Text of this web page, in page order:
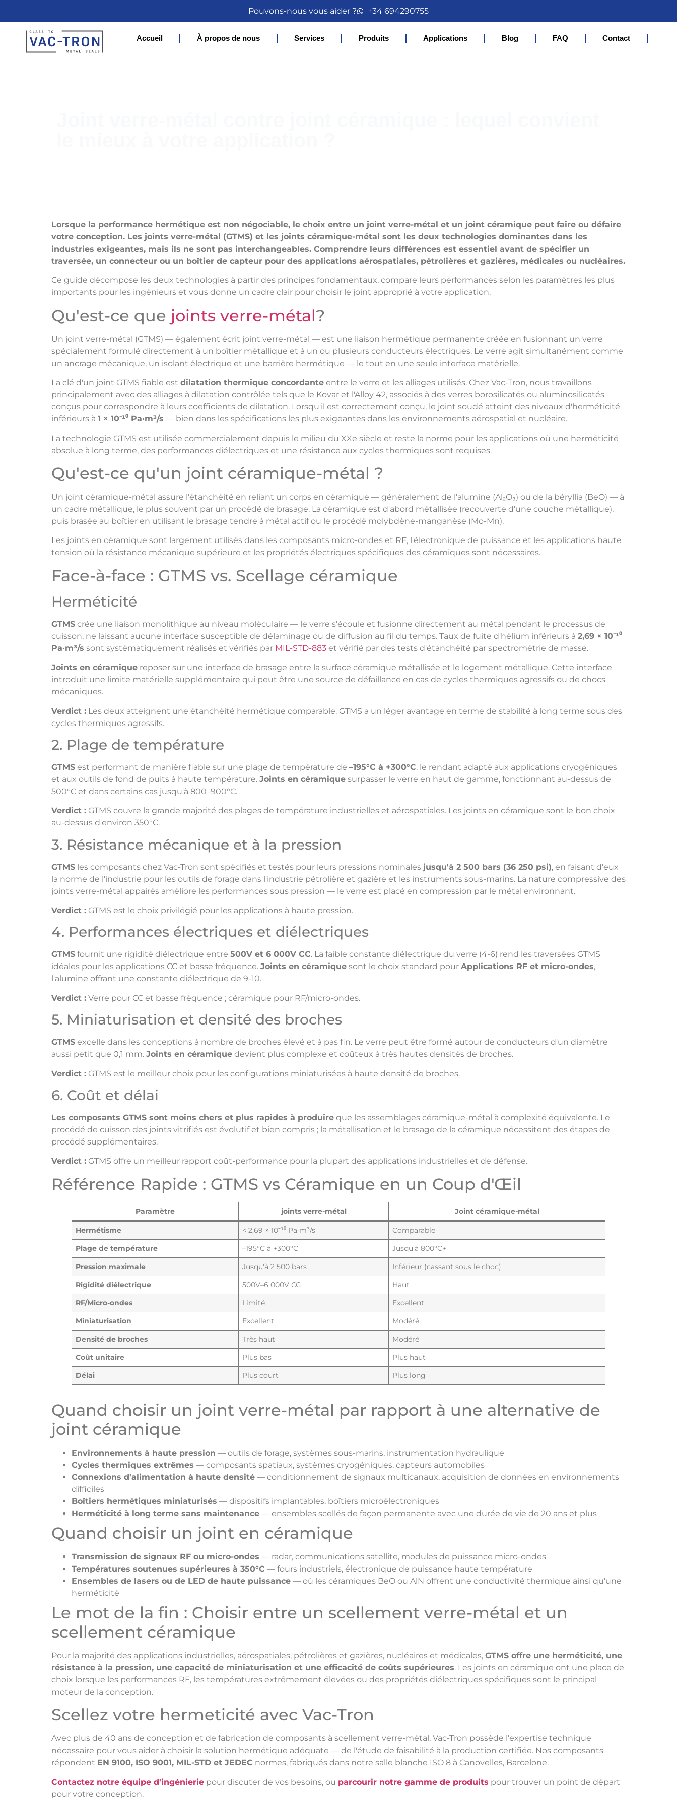
Pouvons-nous vous aider ? +34 694290755
Accueil À propos de nous Services Produits Applications Blog FAQ Contact
Lorsque la performance hermétique est non négociable, le choix entre un joint verre-métal et un joint céramique peut faire ou défaire
votre conception. Les joints verre-métal (GTMS) et les joints céramique-métal sont les deux technologies dominantes dans les
industries exigeantes, mais ils ne sont pas interchangeables. Comprendre leurs différences est essentiel avant de spécifier un
traversée, un connecteur ou un boîtier de capteur pour des applications aérospatiales, pétrolières et gazières, médicales ou nucléaires.
Ce guide décompose les deux technologies à partir des principes fondamentaux, compare leurs performances selon les paramètres les plus
importants pour les ingénieurs et vous donne un cadre clair pour choisir le joint approprié à votre application.
Qu'est-ce que joints verre-métal?
Un joint verre-métal (GTMS) — également écrit joint verre-métal — est une liaison hermétique permanente créée en fusionnant un verre
spécialement formulé directement à un boîtier métallique et à un ou plusieurs conducteurs électriques. Le verre agit simultanément comme
un ancrage mécanique, un isolant électrique et une barrière hermétique — le tout en une seule interface matérielle.
La clé d'un joint GTMS fiable est dilatation thermique concordante entre le verre et les alliages utilisés. Chez Vac-Tron, nous travaillons
principalement avec des alliages à dilatation contrôlée tels que le Kovar et l'Alloy 42, associés à des verres borosilicatés ou aluminosilicatés
conçus pour correspondre à leurs coefficients de dilatation. Lorsqu'il est correctement conçu, le joint soudé atteint des niveaux d'herméticité
inférieurs à 1 × 10⁻¹⁰ Pa·m³/s — bien dans les spécifications les plus exigeantes dans les environnements aérospatial et nucléaire.
La technologie GTMS est utilisée commercialement depuis le milieu du XXe siècle et reste la norme pour les applications où une herméticité
absolue à long terme, des performances diélectriques et une résistance aux cycles thermiques sont requises.
Qu'est-ce qu'un joint céramique-métal ?
Un joint céramique-métal assure l'étanchéité en reliant un corps en céramique — généralement de l'alumine (Al₂O₃) ou de la béryllia (BeO) — à
un cadre métallique, le plus souvent par un procédé de brasage. La céramique est d'abord métallisée (recouverte d'une couche métallique),
puis brasée au boîtier en utilisant le brasage tendre à métal actif ou le procédé molybdène-manganèse (Mo-Mn).
Les joints en céramique sont largement utilisés dans les composants micro-ondes et RF, l'électronique de puissance et les applications haute
tension où la résistance mécanique supérieure et les propriétés électriques spécifiques des céramiques sont nécessaires.
Face-à-face : GTMS vs. Scellage céramique
Herméticité
GTMS crée une liaison monolithique au niveau moléculaire — le verre s'écoule et fusionne directement au métal pendant le processus de
cuisson, ne laissant aucune interface susceptible de délaminage ou de diffusion au fil du temps. Taux de fuite d'hélium inférieurs à 2,69 × 10⁻¹⁰
Pa·m³/s sont systématiquement réalisés et vérifiés par MIL-STD-883 et vérifié par des tests d'étanchéité par spectrométrie de masse.
Joints en céramique reposer sur une interface de brasage entre la surface céramique métallisée et le logement métallique. Cette interface
introduit une limite matérielle supplémentaire qui peut être une source de défaillance en cas de cycles thermiques agressifs ou de chocs
mécaniques.
Verdict : Les deux atteignent une étanchéité hermétique comparable. GTMS a un léger avantage en terme de stabilité à long terme sous des
cycles thermiques agressifs.
2. Plage de température
GTMS est performant de manière fiable sur une plage de température de –195°C à +300°C, le rendant adapté aux applications cryogéniques
et aux outils de fond de puits à haute température. Joints en céramique surpasser le verre en haut de gamme, fonctionnant au-dessus de
500°C et dans certains cas jusqu'à 800–900°C.
Verdict : GTMS couvre la grande majorité des plages de température industrielles et aérospatiales. Les joints en céramique sont le bon choix
au-dessus d'environ 350°C.
3. Résistance mécanique et à la pression
GTMS les composants chez Vac-Tron sont spécifiés et testés pour leurs pressions nominales jusqu'à 2 500 bars (36 250 psi), en faisant d'eux
la norme de l'industrie pour les outils de forage dans l'industrie pétrolière et gazière et les instruments sous-marins. La nature compressive des
joints verre-métal appairés améliore les performances sous pression — le verre est placé en compression par le métal environnant.
Verdict : GTMS est le choix privilégié pour les applications à haute pression.
4. Performances électriques et diélectriques
GTMS fournit une rigidité diélectrique entre 500V et 6 000V CC. La faible constante diélectrique du verre (4-6) rend les traversées GTMS
idéales pour les applications CC et basse fréquence. Joints en céramique sont le choix standard pour Applications RF et micro-ondes,
l'alumine offrant une constante diélectrique de 9-10.
Verdict : Verre pour CC et basse fréquence ; céramique pour RF/micro-ondes.
5. Miniaturisation et densité des broches
GTMS excelle dans les conceptions à nombre de broches élevé et à pas fin. Le verre peut être formé autour de conducteurs d'un diamètre
aussi petit que 0,1 mm. Joints en céramique devient plus complexe et coûteux à très hautes densités de broches.
Verdict : GTMS est le meilleur choix pour les configurations miniaturisées à haute densité de broches.
6. Coût et délai
Les composants GTMS sont moins chers et plus rapides à produire que les assemblages céramique-métal à complexité équivalente. Le
procédé de cuisson des joints vitrifiés est évolutif et bien compris ; la métallisation et le brasage de la céramique nécessitent des étapes de
procédé supplémentaires.
Verdict : GTMS offre un meilleur rapport coût-performance pour la plupart des applications industrielles et de défense.
Référence Rapide : GTMS vs Céramique en un Coup d'Œil
Paramètre joints verre-métal Joint céramique-métal
Hermétisme < 2,69 × 10⁻¹⁰ Pa·m³/s
Comparable
Plage de température
–195°C à +300°C
Jusqu'à 800°C+
Pression maximale
Jusqu'à 2 500 bars
Inférieur (cassant sous le choc)
Rigidité diélectrique
500V–6 000V CC
Haut
RF/Micro-ondes
Limité
Excellent
Miniaturisation
Excellent
Modéré
Densité de broches
Très haut
Modéré
Coût unitaire
Plus bas
Plus haut
Délai
Plus court Plus long
Quand choisir un joint verre-métal par rapport à une alternative de
joint céramique
Environnements à haute pression — outils de forage, systèmes sous-marins, instrumentation hydraulique
Cycles thermiques extrêmes — composants spatiaux, systèmes cryogéniques, capteurs automobiles
Connexions d'alimentation à haute densité — conditionnement de signaux multicanaux, acquisition de données en environnements
difficiles
Boîtiers hermétiques miniaturisés — dispositifs implantables, boîtiers microélectroniques
Herméticité à long terme sans maintenance — ensembles scellés de façon permanente avec une durée de vie de 20 ans et plus
Quand choisir un joint en céramique
Transmission de signaux RF ou micro-ondes — radar, communications satellite, modules de puissance micro-ondes
Températures soutenues supérieures à 350°C — fours industriels, électronique de puissance haute température
Ensembles de lasers ou de LED de haute puissance — où les céramiques BeO ou AlN offrent une conductivité thermique ainsi qu'une
herméticité
Le mot de la fin : Choisir entre un scellement verre-métal et un
scellement céramique
Pour la majorité des applications industrielles, aérospatiales, pétrolières et gazières, nucléaires et médicales, GTMS offre une herméticité, une
résistance à la pression, une capacité de miniaturisation et une efficacité de coûts supérieures. Les joints en céramique ont une place de
choix lorsque les performances RF, les températures extrêmement élevées ou des propriétés diélectriques spécifiques sont le principal
moteur de la conception.
Scellez votre hermeticité avec Vac-Tron
Avec plus de 40 ans de conception et de fabrication de composants à scellement verre-métal, Vac-Tron possède l'expertise technique
nécessaire pour vous aider à choisir la solution hermétique adéquate — de l'étude de faisabilité à la production certifiée. Nos composants
répondent EN 9100, ISO 9001, MIL-STD et JEDEC normes, fabriqués dans notre salle blanche ISO 8 à Canovelles, Barcelone.
Contactez notre équipe d'ingénierie pour discuter de vos besoins, ou parcourir notre gamme de produits pour trouver un point de départ
pour votre conception.